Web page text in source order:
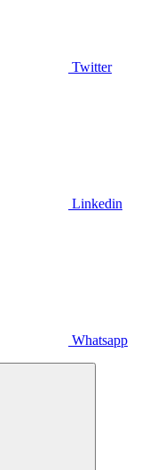
Twitter
Linkedin
Whatsapp